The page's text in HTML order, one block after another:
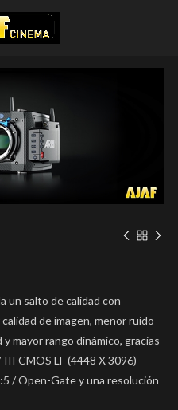
un salto de calidad con
de imagen, menor ruido
mayor rango dinámico, gracias
CMOS LF (4448 X 3096)
/ Open-Gate y una resolución